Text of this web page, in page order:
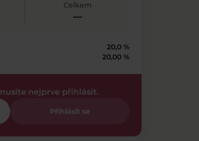
Celkem
—
20,0 %
20,00 %
nejprve přihlásit.
Přihlásit se